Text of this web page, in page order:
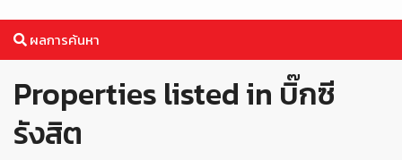
ผลการค้นหา
Properties listed in บิ๊กซี
รังสิต